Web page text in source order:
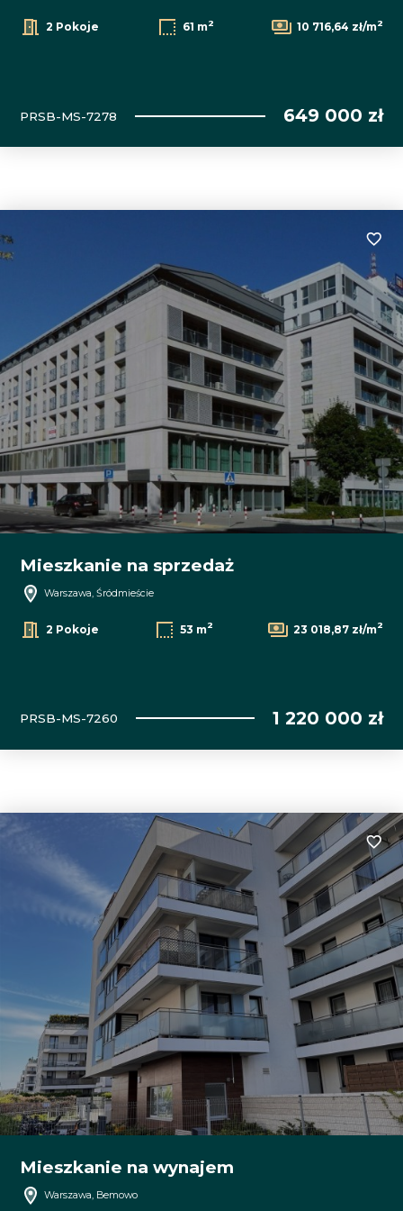
2 Pokoje 61 m2 10 716,64 zł/m2
PRSB-MS-7278 649 000 zł
Mieszkanie na sprzedaż
Warszawa, Śródmieście
2 Pokoje 53 m2 23 018,87 zł/m2
PRSB-MS-7260 1 220 000 zł
Mieszkanie na wynajem
Warszawa, Bemowo